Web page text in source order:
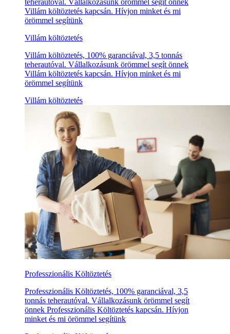
teherautóval. Vállalkozásunk örömmel segít önnek
Villám költöztetés kapcsán. Hívjon minket és mi
örömmel segítünk
Villám költöztetés
Villám költöztetés, 100% garanciával, 3,5 tonnás
teherautóval. Vállalkozásunk örömmel segít önnek
Villám költöztetés kapcsán. Hívjon minket és mi
örömmel segítünk
Villám költöztetés
Professzionális Költöztetés
Professzionális Költöztetés, 100% garanciával, 3,5
tonnás teherautóval. Vállalkozásunk örömmel segít
önnek Professzionális Költöztetés kapcsán. Hívjon
minket és mi örömmel segítünk